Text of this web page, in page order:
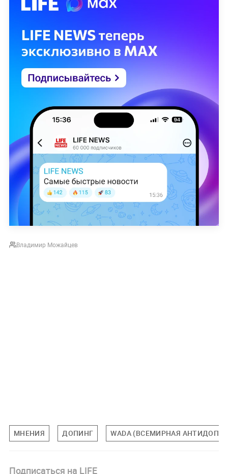
Владимир Можайцев
МНЕНИЯ ДОПИНГ WADA (ВСЕМИРНАЯ
Подписаться на LIFE